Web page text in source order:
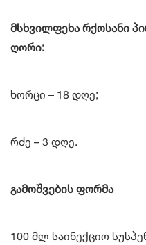
მსხვილფეხა რქოსანი
ღორი:
ხორცი – 18 დღე;
რძე – 3 დღე.
გამოშვების ფორმა
100 მლ საინექციო